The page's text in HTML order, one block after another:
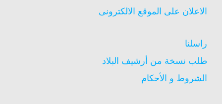
الاعلان على الموقع الالكترونى
راسلنا
طلب نسخة من أرشيف البلاد
الشروط و الأحكام